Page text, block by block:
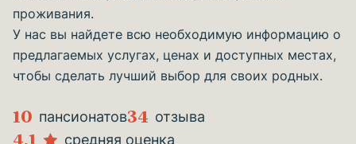
проживания.
У нас вы найдете всю необходимую информацию о
предлагаемых услугах, ценах и доступных местах,
чтобы сделать лучший выбор для своих родных.
10 пансионатов34 отзыва
4.1 средняя оценка